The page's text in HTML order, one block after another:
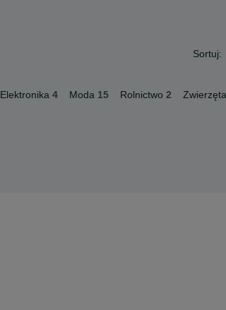
Sortuj:
Elektronika 4 Moda 15 Rolnictwo 2 Zwierzęta